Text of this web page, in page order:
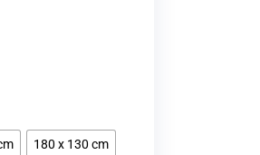
180 x 130 cm